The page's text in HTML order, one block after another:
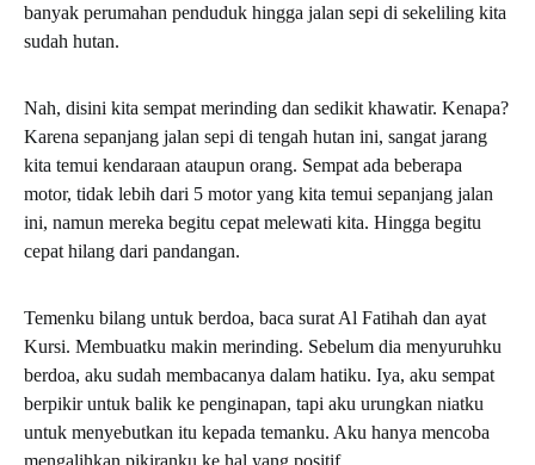
banyak perumahan penduduk hingga jalan sepi di sekeliling kita
sudah hutan.
Nah, disini kita sempat merinding dan sedikit khawatir. Kenapa?
Karena sepanjang jalan sepi di tengah hutan ini, sangat jarang
kita temui kendaraan ataupun orang. Sempat ada beberapa
motor, tidak lebih dari 5 motor yang kita temui sepanjang jalan
ini, namun mereka begitu cepat melewati kita. Hingga begitu
cepat hilang dari pandangan.
Temenku bilang untuk berdoa, baca surat Al Fatihah dan ayat
Kursi. Membuatku makin merinding. Sebelum dia menyuruhku
berdoa, aku sudah membacanya dalam hatiku. Iya, aku sempat
berpikir untuk balik ke penginapan, tapi aku urungkan niatku
untuk menyebutkan itu kepada temanku. Aku hanya mencoba
mengalihkan pikiranku ke hal yang positif.